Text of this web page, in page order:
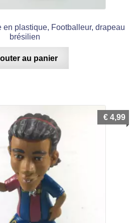
en plastique, Footballeur, drapeau
brésilien
au panier
€ 4,99